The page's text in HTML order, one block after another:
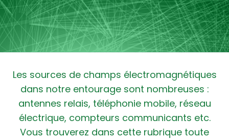
Les sources de champs électromagnétiques
dans notre entourage sont nombreuses :
antennes relais, téléphonie mobile, réseau
électrique, compteurs communicants etc.
Vous trouverez dans cette rubrique toute